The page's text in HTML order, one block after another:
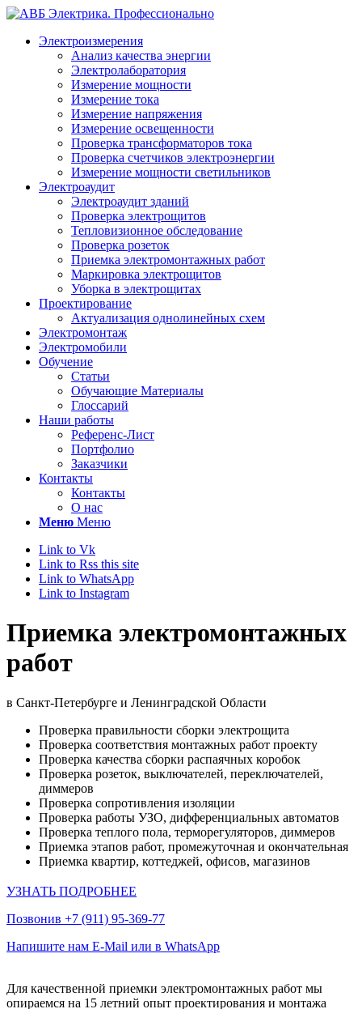
Электроизмерения
Анализ качества энергии
Электролаборатория
Измерение мощности
Измерение тока
Измерение напряжения
Измерение освещенности
Проверка трансформаторов тока
Проверка счетчиков электроэнергии
Измерение мощности светильников
Электроаудит
Электроаудит зданий
Проверка электрощитов
Тепловизионное обследование
Проверка розеток
Приемка электромонтажных работ
Маркировка электрощитов
Уборка в электрощитах
Проектирование
Актуализация однолинейных схем
Электромонтаж
Электромобили
Обучение
Статьи
Обучающие Материалы
Глоссарий
Наши работы
Референс-Лист
Портфолио
Заказчики
Контакты
Контакты
О нас
Меню Меню
Link to Vk
Link to Rss this site
Link to WhatsApp
Link to Instagram
Приемка электромонтажных
работ
в Санкт-Петербурге и Ленинградской Области
Проверка правильности сборки электрощита
Проверка соответствия монтажных работ проекту
Проверка качества сборки распаячных коробок
Проверка розеток, выключателей, переключателей,
диммеров
Проверка сопротивления изоляции
Проверка работы УЗО, дифференциальных автоматов
Проверка теплого пола, терморегуляторов, диммеров
Приемка этапов работ, промежуточная и окончательная
Приемка квартир, коттеджей, офисов, магазинов
УЗНАТЬ ПОДРОБНЕЕ
Позвонив +7 (911) 95-369-77
Напишите нам E-Mail или в WhatsApp
Для качественной приемки электромонтажных работ мы
опираемся на 15 летний опыт проектирования и монтажа